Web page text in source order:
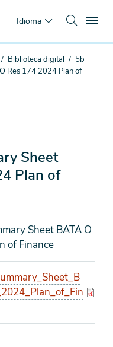
Idioma
Biblioteca digital
5b
Res 174 2024 Plan of
Sheet
Plan of
Sheet BATA O
of Finance